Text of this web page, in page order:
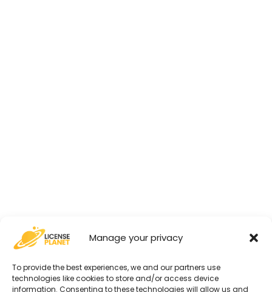
Manage your privacy
To provide the best experiences, we and our partners use
technologies like cookies to store and/or access device
information. Consenting to these technologies will allow us and